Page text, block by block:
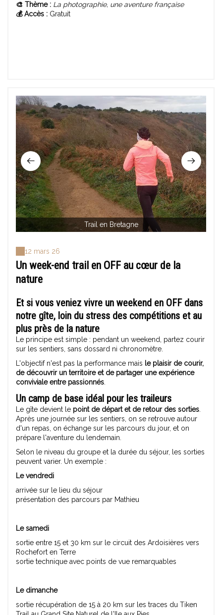
🎨 Thème : La photographie, une aventure française
💰 Accès : Gratuit
Trail en Bretagne
12 mars 26
Un week-end trail en OFF au cœur de la
nature
Et si vous veniez vivre un weekend en OFF dans
notre gîte, loin du stress des compétitions et au
plus près de la nature
Le principe est simple : pendant un weekend, partez courir
sur les sentiers, sans dossard ni chronomètre.
L'objectif n'est pas la performance mais le plaisir de courir,
de découvrir un territoire et de partager une expérience
conviviale entre passionnés
Un camp de base idéal pour les traileurs
Le gîte devient le point de départ et de retour des sorties
Après une journée sur les sentiers, on se retrouve autour
d'un repas, on échange sur les parcours du jour, et on
prépare l'aventure du lendemain.
Selon le niveau du groupe et la durée du séjour, les sorties
peuvent varier. Un exemple :
Le vendredi
arrivée sur le lieu du séjour
présentation des parcours par Mathieu
Le samedi
sortie entre 15 et 30 km sur le circuit des Ardoisières vers
Rochefort en Terre
sortie technique avec points de vue remarquables
Le dimanche
sortie récupération de 15 à 20 km sur les traces du Tiken